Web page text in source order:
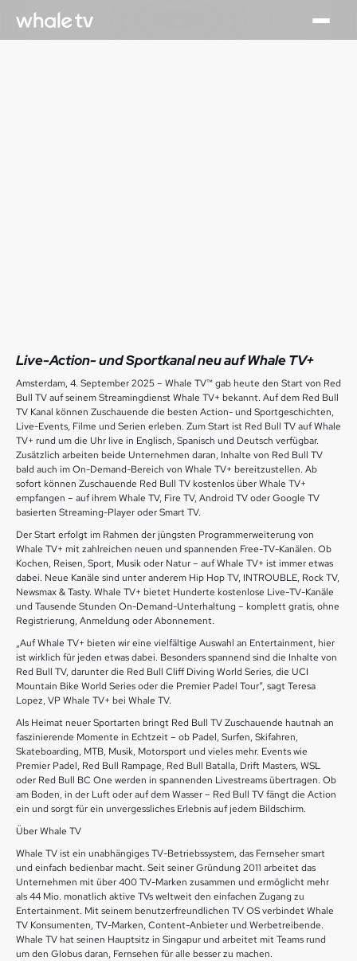
Live-Action- und Sportkanal neu auf Whale TV+
Amsterdam, 4. September 2025 – Whale TV™ gab heute den Start von Red
Bull TV auf seinem Streamingdienst Whale TV+ bekannt. Auf dem Red Bull
TV Kanal können Zuschauende die besten Action- und Sportgeschichten,
Live-Events, Filme und Serien erleben. Zum Start ist Red Bull TV auf Whale
TV+ rund um die Uhr live in Englisch, Spanisch und Deutsch verfügbar.
Zusätzlich arbeiten beide Unternehmen daran, Inhalte von Red Bull TV
bald auch im On-Demand-Bereich von Whale TV+ bereitzustellen. Ab
sofort können Zuschauende Red Bull TV kostenlos über Whale TV+
empfangen – auf ihrem Whale TV, Fire TV, Android TV oder Google TV
basierten Streaming-Player oder Smart TV.
Der Start erfolgt im Rahmen der jüngsten Programmerweiterung von
Whale TV+ mit zahlreichen neuen und spannenden Free-TV-Kanälen. Ob
Kochen, Reisen, Sport, Musik oder Natur – auf Whale TV+ ist immer etwas
dabei. Neue Kanäle sind unter anderem Hip Hop TV, INTROUBLE, Rock TV,
Newsmax & Tasty. Whale TV+ bietet Hunderte kostenlose Live-TV-Kanäle
und Tausende Stunden On-Demand-Unterhaltung – komplett gratis, ohne
Registrierung, Anmeldung oder Abonnement.
„Auf Whale TV+ bieten wir eine vielfältige Auswahl an Entertainment, hier
ist wirklich für jeden etwas dabei. Besonders spannend sind die Inhalte von
Red Bull TV, darunter die Red Bull Cliff Diving World Series, die UCI
Mountain Bike World Series oder die Premier Padel Tour“, sagt Teresa
Lopez, VP Whale TV+ bei Whale TV.
Als Heimat neuer Sportarten bringt Red Bull TV Zuschauende hautnah an
faszinierende Momente in Echtzeit – ob Padel, Surfen, Skifahren,
Skateboarding, MTB, Musik, Motorsport und vieles mehr. Events wie
Premier Padel, Red Bull Rampage, Red Bull Batalla, Drift Masters, WSL
oder Red Bull BC One werden in spannenden Livestreams übertragen. Ob
am Boden, in der Luft oder auf dem Wasser – Red Bull TV fängt die Action
ein und sorgt für ein unvergessliches Erlebnis auf jedem Bildschirm.
Über Whale TV
Whale TV ist ein unabhängiges TV-Betriebssystem, das Fernseher smart
und einfach bedienbar macht. Seit seiner Gründung 2011 arbeitet das
Unternehmen mit über 400 TV-Marken zusammen und ermöglicht mehr
als 44 Mio. monatlich aktive TVs weltweit den einfachen Zugang zu
Entertainment. Mit seinem benutzerfreundlichen TV OS verbindet Whale
TV Konsumenten, TV-Marken, Content-Anbieter und Werbetreibende.
Whale TV hat seinen Hauptsitz in Singapur und arbeitet mit Teams rund
um den Globus daran, Fernsehen für alle besser zu machen.